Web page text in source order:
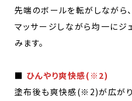
先端のボールを転がしながら
マッサージしながら均一にジ
みます。
■ ひんやり爽快感(※2)
塗布後も爽快感(※2)が広がり